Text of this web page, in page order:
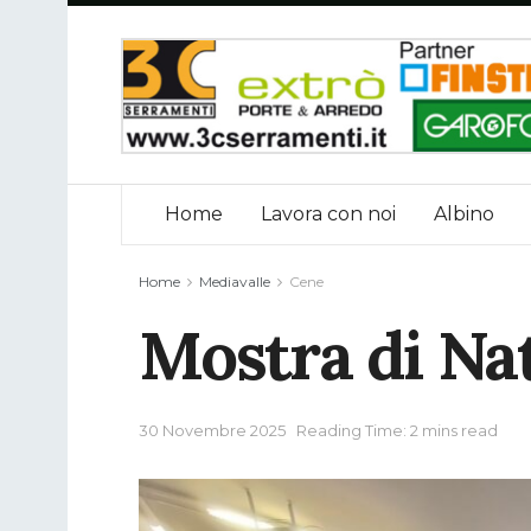
Home Lavora con noi Albino
Home Mediavalle Cene
Mostra di
30 Novembre 2025 Reading Time: 2 mins read